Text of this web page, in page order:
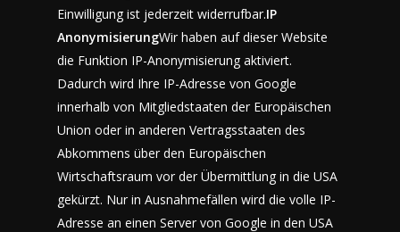
Einwilligung ist jederzeit widerrufbar.IP
AnonymisierungWir haben auf dieser Website
die Funktion IP-Anonymisierung aktiviert.
Dadurch wird Ihre IP-Adresse von Google
innerhalb von Mitgliedstaaten der Europäischen
Union oder in anderen Vertragsstaaten des
Abkommens über den Europäischen
Wirtschaftsraum vor der Übermittlung in die USA
gekürzt. Nur in Ausnahmefällen wird die volle IP-
Adresse an einen Server von Google in den USA